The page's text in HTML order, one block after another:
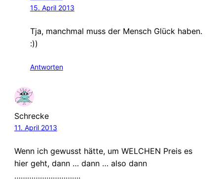
15. April 2013
Tja, manchmal muss der Mensch Glück haben.
:))
Antworten
Schrecke
11. April 2013
Wenn ich gewusst hätte, um WELCHEN Preis es
hier geht, dann … dann … also dann
………………………….